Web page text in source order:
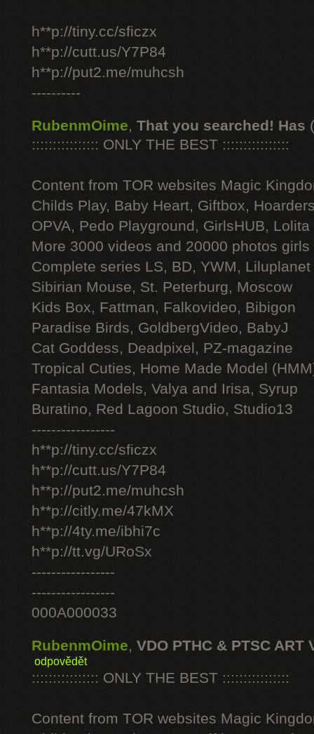
h**p://tiny.cc/sficzx
h**p://cutt.us/Y7P84
h**p://put2.me/muhcsh
----------
RubenmOime, That you searched! Has
:::::::::::::::: ONLY THE BEST ::::::::::::::::
Content from TOR websites Magic
Childs Play, Baby Heart, Giftbox,
OPVA, Pedo Playground, GirlsHUB, Lolita
More 3000 videos and 20000 photos
Complete series LS, BD, YWM, Liluplanet
Sibirian Mouse, St. Peterburg, Moscow
Kids Box, Fattman, Falkovideo, Bibigon
Paradise Birds, GoldbergVideo, BabyJ
Cat Goddess, Deadpixel, PZ-magazine
Tropical Cuties, Home Made Model
Fantasia Models, Valya and Irisa, Syrup
Buratino, Red Lagoon Studio, Studio13
-----------------
h**p://tiny.cc/sficzx
h**p://cutt.us/Y7P84
h**p://put2.me/muhcsh
h**p://citly.me/47kMX
h**p://4ty.me/ibhi7c
h**p://tt.vg/URoSx
-----------------
-----------------
000A000033
RubenmOime, VDO PTHC & PTSC ART
odpovědět
:::::::::::::::: ONLY THE BEST ::::::::::::::::
Content from TOR websites Magic